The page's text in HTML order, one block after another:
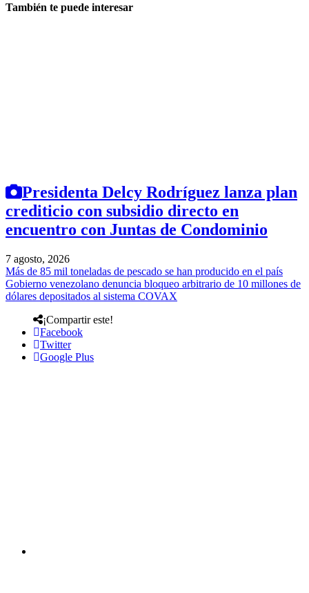
También te puede interesar
Presidenta Delcy Rodríguez lanza plan
crediticio con subsidio directo en
encuentro con Juntas de Condominio
7 agosto, 2026
Más de 85 mil toneladas de pescado se han producido en el país
Gobierno venezolano denuncia bloqueo arbitrario de 10 millones de
dólares depositados al sistema COVAX
¡Compartir este!
Facebook
Twitter
Google Plus